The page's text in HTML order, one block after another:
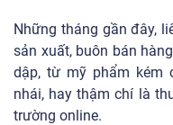
Những tháng gần đây,
sản xuất, buôn bán
dập, từ mỹ phẩm kém
nhái, hay thậm chí là
trường online.